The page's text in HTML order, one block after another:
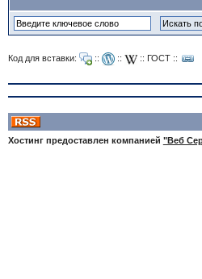
Код для вставки: :: :: :: ГОСТ::
Хостинг предоставлен компанией "Веб